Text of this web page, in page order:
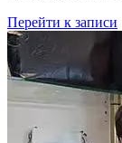
Перейти к записи